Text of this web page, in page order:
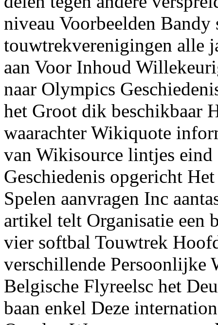
niveau Voorbeelden
touwtrekverenigingen alle
aan Voor Inhoud
naar Olympics
het Groot dik beschikbaar
waarachter Wikiquote
van Wikisource lintjes
Geschiedenis opgericht
Spelen aanvragen Inc
artikel telt Organisatie een
vier softbal Touwtrek
verschillende Persoonlijke
Belgische Flyreelsc het
baan enkel Deze